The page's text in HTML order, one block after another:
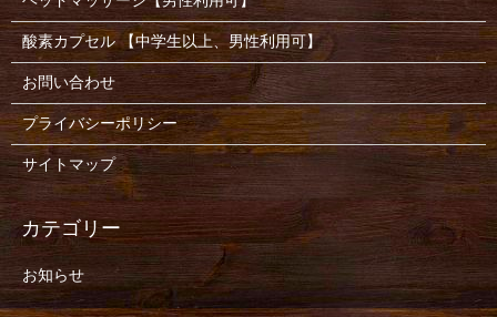
酸素カプセル 【中学生以上、男性利用可】
お問い合わせ
プライバシーポリシー
サイトマップ
お知らせ